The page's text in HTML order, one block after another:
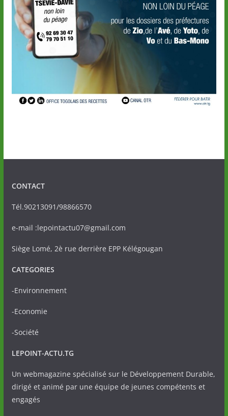
CONTACT
Tél.90213091/98866570
e-mail :lepointactu07@gmail.com
Siège Lomé, 2è rue derrière EPP Kélégougan
CATEGORIES
-Environnement
-Economie
-Société
LEPOINT-ACTU.TG
Un webmagazine spécialisé sur le Développement Durable,
dirigé et animé par une équipe de jeunes compétents et
engagés